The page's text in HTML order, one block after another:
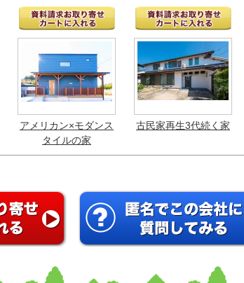
アメリカン×モダンス
タイルの家
古民家再生3代続く家